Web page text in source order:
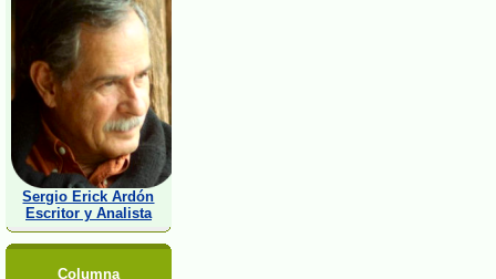
Sergio Erick Ardón
Escritor y Analista
Columna